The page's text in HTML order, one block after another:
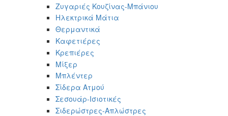
Ζυγαριές Κουζίνας-Μπάνιου
Ηλεκτρικά Μάτια
Θερμαντικά
Καφετιέρες
Κρεπιέρες
Μίξερ
Μπλέντερ
Σίδερα Ατμού
Σεσουάρ-Ισιοτικές
Σιδερώστρες-Απλώστρες